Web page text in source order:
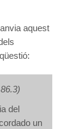
aquest
del
un